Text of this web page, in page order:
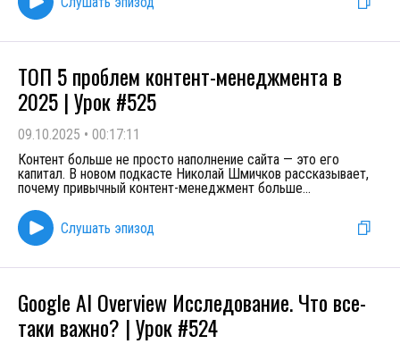
ТОП 5 проблем контент-менеджмента в
2025 | Урок #525
09.10.2025 • 00:17:11
Контент больше не просто наполнение сайта — это его
капитал. В новом подкасте Николай Шмичков рассказывает,
почему привычный контент-менеджмент больше...
Слушать эпизод
Google AI Overview Исследование. Что все-
таки важно? | Урок #524